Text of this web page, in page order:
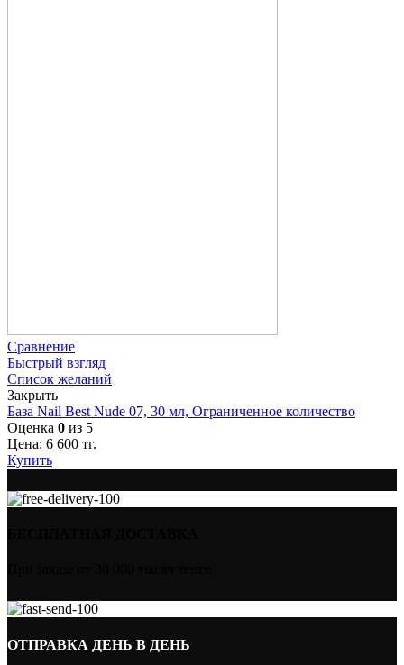
Сравнение
Быстрый взгляд
Список желаний
Закрыть
База Nail Best Nude 07, 30 мл, Ограниченное количество
Оценка 0 из 5
Цена: 6 600 тг.
Купить
ОТПРАВКА ДЕНЬ В ДЕНЬ